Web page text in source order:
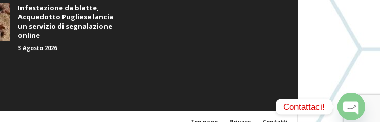
Infestazione da blatte,
Acquedotto Pugliese lancia
un servizio di segnalazione
online
3 Agosto 2026
Contattaci!